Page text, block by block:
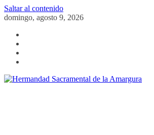
Saltar al contenido
domingo, agosto 9, 2026